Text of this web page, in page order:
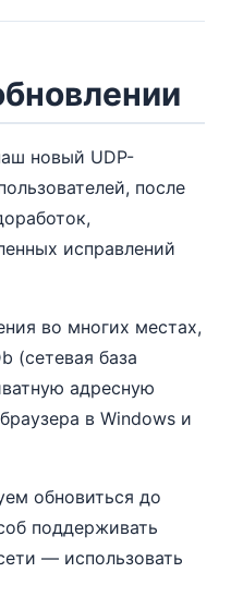
новый UDP-
после
исправлений
во многих местах,
(сетевая база
адресную
в Windows и
обновиться до
поддерживать
— использовать